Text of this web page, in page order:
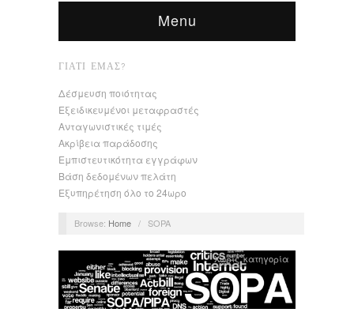
Menu
ΓΙΑΤΊ ΕΜΆΣ?
Δέσμευση ποιότητας
Εξειδικευμένοι μεταφραστές
Ανταγωνιστικές τιμές
Ακρίβεια παράδοσης
Εμπιστευτικότητα εγγράφων
Βάση δεδομένων πελάτη
Εξυπηρέτηση όλο το 24ωρο
Browse: Home / SOPA
Χωρίς κατηγορία